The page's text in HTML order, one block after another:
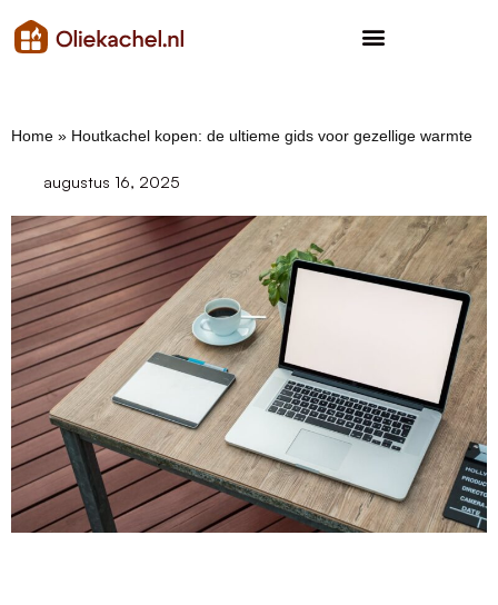
Home » Houtkachel kopen: de ultieme gids voor gezellige warmte
augustus 16, 2025